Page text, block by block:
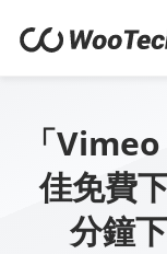
「
佳免費
分鐘